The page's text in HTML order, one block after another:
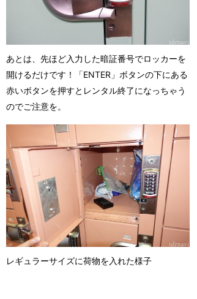
あとは、先ほど入力した暗証番号でロッカーを
開けるだけです！「ENTER」ボタンの下にある
赤いボタンを押すとレンタル終了になっちゃう
のでご注意を。
レギュラーサイズに荷物を入れた様子